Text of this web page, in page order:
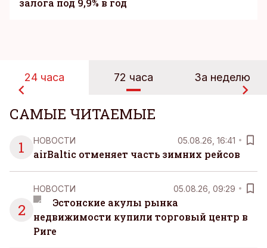
залога под 9,9% в год
24 часа 72 часа За неделю
САМЫЕ ЧИТАЕМЫЕ
1
НОВОСТИ 05.08.26, 16:41
airBaltic отменяет часть зимних рейсов
2
НОВОСТИ 05.08.26, 09:29
Эстонские акулы рынка
недвижимости купили торговый центр в
Риге